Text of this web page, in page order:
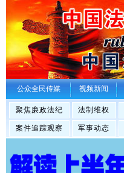
公众全民传媒 视频新闻
聚焦廉政法纪 法制维权
案件追踪观察 军事动态